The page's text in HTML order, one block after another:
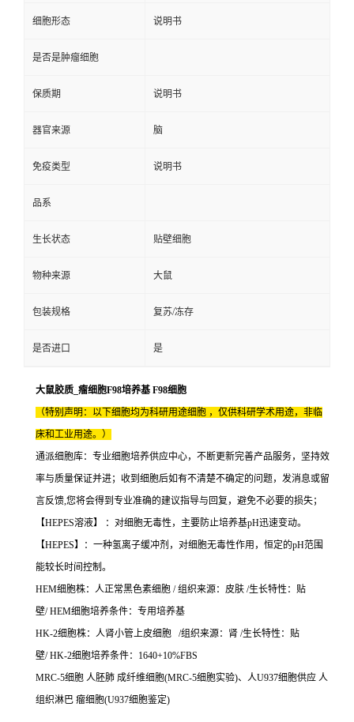
细胞形态 说明书
是否是肿瘤细胞
保质期 说明书
器官来源 脑
免疫类型 说明书
品系
生长状态 贴壁细胞
物种来源 大鼠
包装规格 复苏/冻存
是否进口 是
大鼠胶质_瘤细胞F98培养基 F98细胞
（特别声明：以下细胞均为科研用途细胞 ，仅供科研学术用途，非临
床和工业用途。）
通派细胞库：专业细胞培养供应中心，不断更新完善产品服务，坚持效
率与质量保证并进；收到细胞后如有不清楚不确定的问题，发消息或留
言反馈,您将会得到专业准确的建议指导与回复，避免不必要的损失；
【HEPES溶液】 ：对细胞无毒性，主要防止培养基pH迅速变动。
【HEPES】：一种氢离子缓冲剂，对细胞无毒性作用，恒定的pH范围
能较长时间控制。
HEM细胞株：人正常黑色素细胞 / 组织来源：皮肤 /生长特性：贴
壁/ HEM细胞培养条件：专用培养基
HK-2细胞株：人肾小管上皮细胞 /组织来源：肾 /生长特性：贴
壁/ HK-2细胞培养条件：1640+10%FBS
MRC-5细胞 人胚肺 成纤维细胞(MRC-5细胞实验)、人U937细胞供应 人
组织淋巴 瘤细胞(U937细胞鉴定)